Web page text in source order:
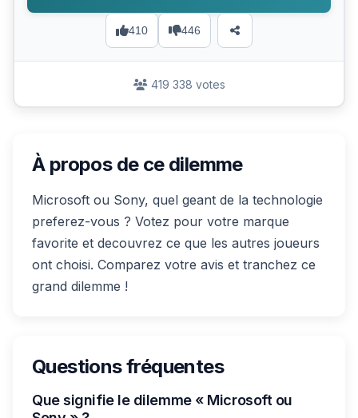
410 446
419 338 votes
À propos de ce dilemme
Microsoft ou Sony, quel geant de la technologie
preferez-vous ? Votez pour votre marque
favorite et decouvrez ce que les autres joueurs
ont choisi. Comparez votre avis et tranchez ce
grand dilemme !
Questions fréquentes
Que signifie le dilemme « Microsoft ou